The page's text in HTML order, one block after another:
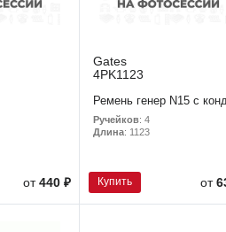
от 440 ₽
Gates
4PK1123
Ремень генер N15 с конд
Ручейков: 4
Длина: 1123
Купить от